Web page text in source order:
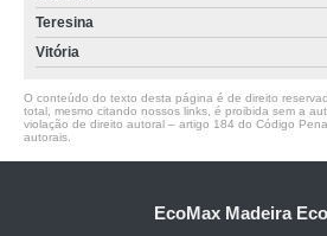
Teresina
Vitória
O conteúdo do texto desta página é de direito
total, mesmo citando nossos links, é proibida sem a
violação de direito autoral – artigo 184 do Código
autorais
EcoMax Madeira